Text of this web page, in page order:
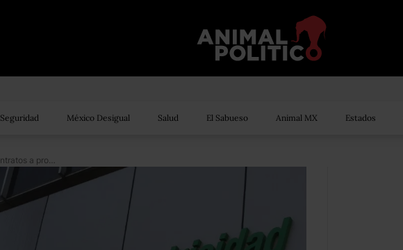
Seguridad México Desigual Salud El Sabueso Animal MX Estados
Con EPN, 7 de cada 10 contratos a proveedores del gobierno se dieron por adjudicación directa: IMCO